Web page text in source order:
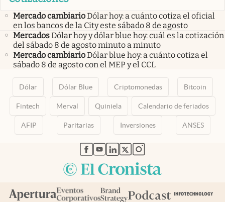
Mercado cambiarioDólar hoy: a cuánto cotiza el oficial
en los bancos de la City este sábado 8 de agosto
MercadosDólar hoy y dólar blue hoy: cuál es la cotización
del sábado 8 de agosto minuto a minuto
Mercado cambiarioDólar blue hoy: a cuánto cotiza el
sábado 8 de agosto con el MEP y el CCL
Dólar Dólar Blue Criptomonedas Bitcoin
Fintech Merval Quiniela Calendario de feriados
AFIP Paritarias Inversiones ANSES
abre en nueva pestaña
abre en nueva pestaña
abre en nueva pestaña
abre en nueva pestaña
abre en nueva pestaña